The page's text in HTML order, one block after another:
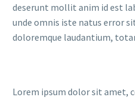
deserunt mollit anim id est
unde omnis iste natus error
doloremque laudantium,
Lorem ipsum dolor sit amet,